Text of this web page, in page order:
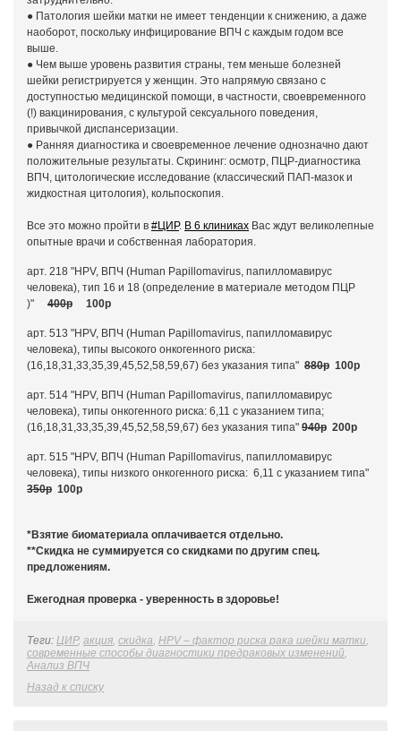
● Патология шейки матки не имеет тенденции к снижению, а даже
наоборот, поскольку инфицирование ВПЧ с каждым годом все
выше.
● Чем выше уровень развития страны, тем меньше болезней
шейки регистрируется у женщин. Это напрямую связано с
доступностью медицинской помощи, в частности, своевременного
(!) вакцинирования, с культурой сексуального поведения,
привычкой диспансеризации.
● Ранняя диагностика и своевременное лечение однозначно дают
положительные результаты. Скрининг: осмотр, ПЦР-диагностика
ВПЧ, цитологические исследование (классический ПАП-мазок и
жидкостная цитология), кольпоскопия.
Все это можно пройти в #ЦИР. В 6 клиниках Вас ждут великолепные
опытные врачи и собственная лаборатория.
арт. 218 "HPV, ВПЧ (Human Papillomavirus, папилломавирус
человека), тип 16 и 18 (определение в материале методом ПЦР
)" 400р 100р
арт. 513 "HPV, ВПЧ (Human Papillomavirus, папилломавирус
человека), типы высокого онкогенного риска:
(16,18,31,33,35,39,45,52,58,59,67) без указания типа" 880р 100р
арт. 514 "HPV, ВПЧ (Human Papillomavirus, папилломавирус
человека), типы онкогенного риска: 6,11 с указанием типа;
(16,18,31,33,35,39,45,52,58,59,67) без указания типа" 940р 200р
арт. 515 "HPV, ВПЧ (Human Papillomavirus, папилломавирус
человека), типы низкого онкогенного риска: 6,11 с указанием типа"
350р 100р
*Взятие биоматериала оплачивается отдельно.
**Скидка не суммируется со скидками по другим спец.
предложениям.
Ежегодная проверка - уверенность в здоровье!
Теги: ЦИР, акция, скидка, HPV – фактор риска рака шейки матки,
современные способы диагностики предраковых изменений,
Анализ ВПЧ
Назад к списку